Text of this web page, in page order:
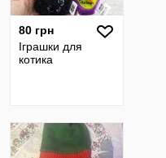
80 грн
Іграшки для
котика